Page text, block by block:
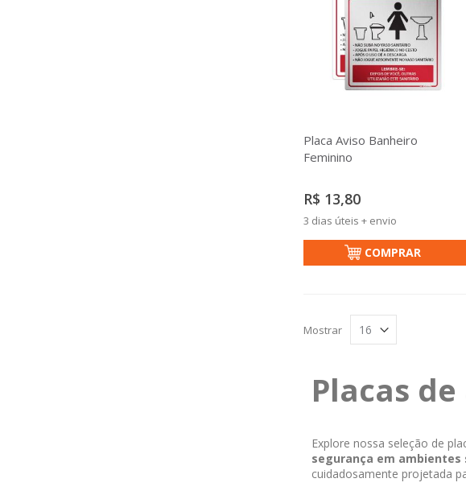
Placa Aviso Banheiro
Feminino
R$ 13,80
3 dias úteis + envio
COMPRAR
Mostrar
Placas
Explore nossa seleção de
segurança em ambientes
cuidadosamente projetada